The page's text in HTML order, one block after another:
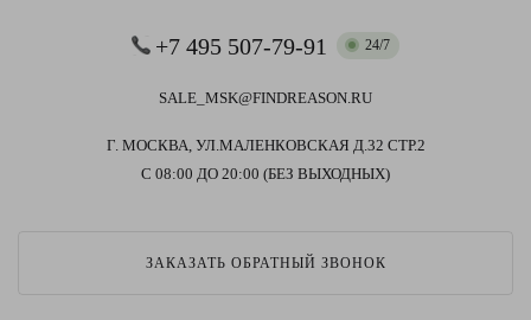
+7 495 507-79-91 24/7
SALE_MSK@FINDREASON.RU
Г. МОСКВА, УЛ.МАЛЕНКОВСКАЯ Д.32 СТР.2
С 08:00 ДО 20:00 (БЕЗ ВЫХОДНЫХ)
ЗАКАЗАТЬ ОБРАТНЫЙ ЗВОНОК